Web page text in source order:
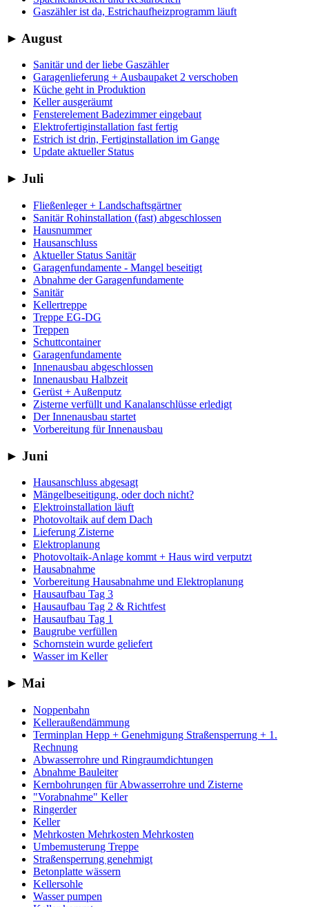
Gaszähler ist da, Estrichaufheizprogramm läuft
► August
Sanitär und der liebe Gaszähler
Garagenlieferung + Ausbaupaket 2 verschoben
Küche geht in Produktion
Keller ausgeräumt
Fensterelement Badezimmer eingebaut
Elektrofertiginstallation fast fertig
Estrich ist drin, Fertiginstallation im Gange
Update aktueller Status
► Juli
Fließenleger + Landschaftsgärtner
Sanitär Rohinstallation (fast) abgeschlossen
Hausnummer
Hausanschluss
Aktueller Status Sanitär
Garagenfundamente - Mangel beseitigt
Abnahme der Garagenfundamente
Sanitär
Kellertreppe
Treppe EG-DG
Treppen
Schuttcontainer
Garagenfundamente
Innenausbau abgeschlossen
Innenausbau Halbzeit
Gerüst + Außenputz
Zisterne verfüllt und Kanalanschlüsse erledigt
Der Innenausbau startet
Vorbereitung für Innenausbau
► Juni
Hausanschluss abgesagt
Mängelbeseitigung, oder doch nicht?
Elektroinstallation läuft
Photovoltaik auf dem Dach
Lieferung Zisterne
Elektroplanung
Photovoltaik-Anlage kommt + Haus wird verputzt
Hausabnahme
Vorbereitung Hausabnahme und Elektroplanung
Hausaufbau Tag 3
Hausaufbau Tag 2 & Richtfest
Hausaufbau Tag 1
Baugrube verfüllen
Schornstein wurde geliefert
Wasser im Keller
► Mai
Noppenbahn
Kelleraußendämmung
Terminplan Hepp + Genehmigung Straßensperrung + 1.
Rechnung
Abwasserrohre und Ringraumdichtungen
Abnahme Bauleiter
Kernbohrungen für Abwasserrohre und Zisterne
"Vorabnahme" Keller
Ringerder
Keller
Mehrkosten Mehrkosten Mehrkosten
Umbemusterung Treppe
Straßensperrung genehmigt
Betonplatte wässern
Kellersohle
Wasser pumpen